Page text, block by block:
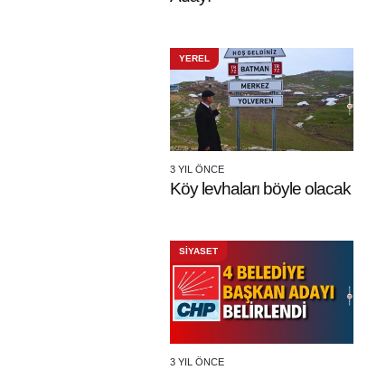
YEREL
3 YIL ÖNCE
Köy levhaları böyle olacak
SİYASET
3 YIL ÖNCE